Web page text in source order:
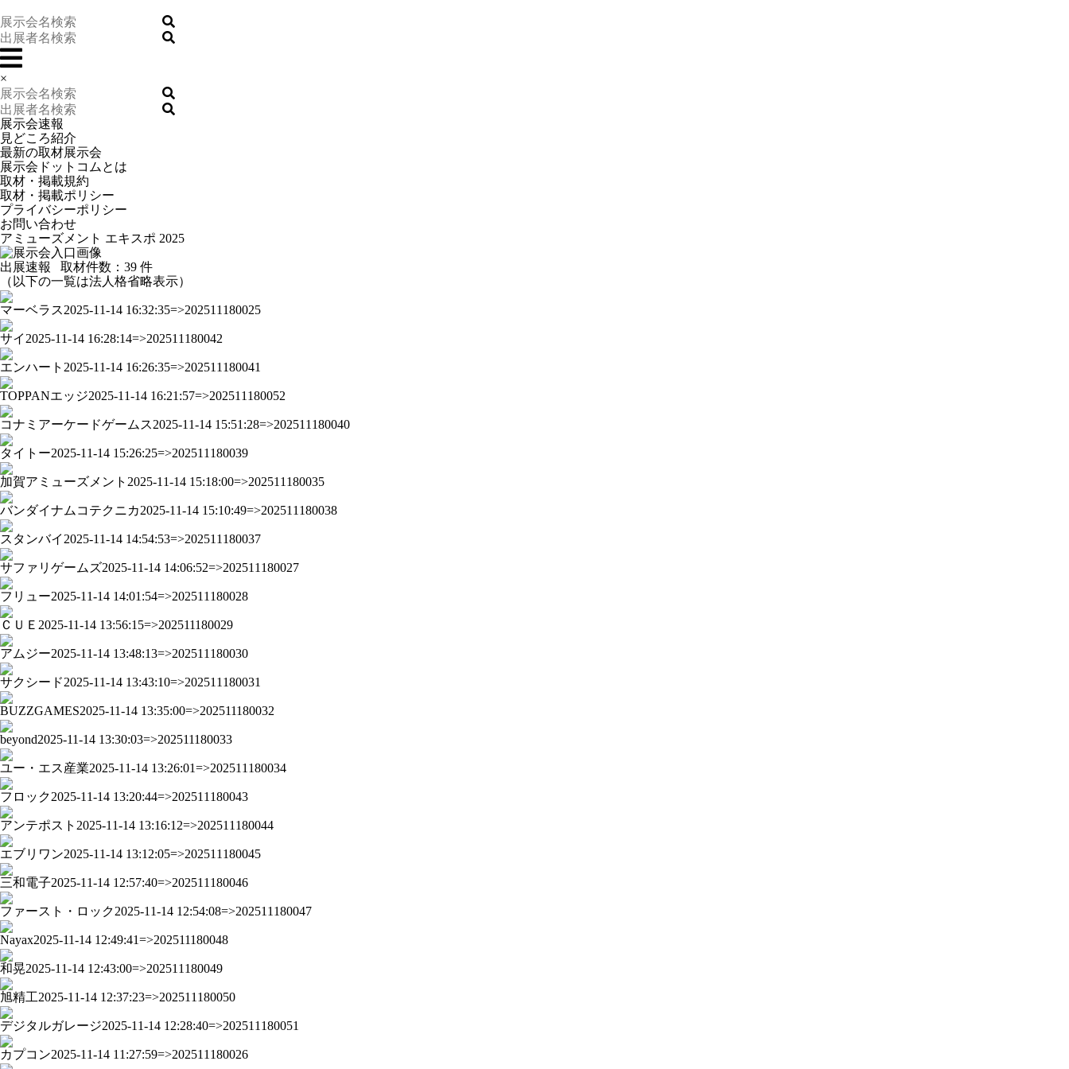
×
展示会速報
見どころ紹介
最新の取材展示会
展示会ドットコムとは
取材・掲載規約
取材・掲載ポリシー
プライバシーポリシー
お問い合わせ
アミューズメント エキスポ 2025
出展速報 取材件数： 39 件
（以下の一覧は法人格省略表示）
マーベラス2025-11-14 16:32:35=>202511180025
サイ 2025-11-14 16:28:14=>202511180042
エンハート 2025-11-14 16:26:35=>202511180041
TOPPANエッジ2025-11-14 16:21:57=>202511180052
コナミアーケードゲームス2025-11-14 15:51:28=>202511180040
タイトー2025-11-14 15:26:25=>202511180039
加賀アミューズメント 2025-11-14 15:18:00=>202511180035
バンダイナムコテクニカ2025-11-14 15:10:49=>202511180038
スタンバイ 2025-11-14 14:54:53=>202511180037
サファリゲームズ2025-11-14 14:06:52=>202511180027
フリュー2025-11-14 14:01:54=>202511180028
ＣＵＥ 2025-11-14 13:56:15=>202511180029
アムジー2025-11-14 13:48:13=>202511180030
サクシード2025-11-14 13:43:10=>202511180031
BUZZGAMES2025-11-14 13:35:00=>202511180032
beyond2025-11-14 13:30:03=>202511180033
ユー・エス産業2025-11-14 13:26:01=>202511180034
フロック2025-11-14 13:20:44=>202511180043
アンテポスト 2025-11-14 13:16:12=>202511180044
エブリワン2025-11-14 13:12:05=>202511180045
三和電子2025-11-14 12:57:40=>202511180046
ファースト・ロック2025-11-14 12:54:08=>202511180047
Nayax2025-11-14 12:49:41=>202511180048
和晃2025-11-14 12:43:00=>202511180049
旭精工2025-11-14 12:37:23=>202511180050
デジタルガレージ2025-11-14 12:28:40=>202511180051
カプコン2025-11-14 11:27:59=>202511180026